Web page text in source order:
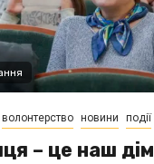
волонтерство новини події
– це наш дім